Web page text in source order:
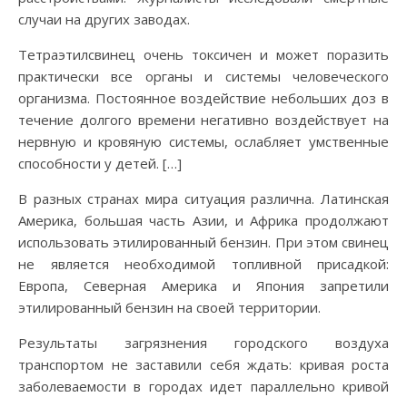
случаи на других заводах.
Тетраэтилсвинец очень токсичен и может поразить
практически все органы и системы человеческого
организма. Постоянное воздействие небольших доз в
течение долгого времени негативно воздействует на
нервную и кровяную системы, ослабляет умственные
способности у детей. […]
В разных странах мира ситуация различна. Латинская
Америка, большая часть Азии, и Африка продолжают
использовать этилированный бензин. При этом свинец
не является необходимой топливной присадкой:
Европа, Северная Америка и Япония запретили
этилированный бензин на своей территории.
Результаты загрязнения городского воздуха
транспортом не заставили себя ждать: кривая роста
заболеваемости в городах идет параллельно кривой